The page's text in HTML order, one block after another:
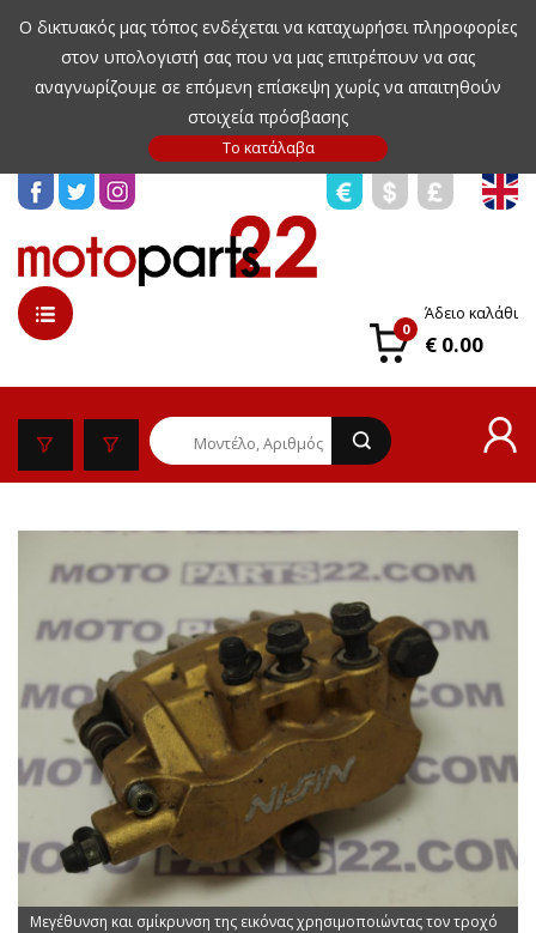
Ο δικτυακός μας τόπος ενδέχεται να καταχωρήσει πληροφορίες
στον υπολογιστή σας που να μας επιτρέπουν να σας
αναγνωρίζουμε σε επόμενη επίσκεψη χωρίς να απαιτηθούν
στοιχεία πρόσβασης
0
Άδειο καλάθι
€ 0.00
Μεγέθυνση και σμίκρυνση της εικόνας χρησιμοποιώντας τον τροχό